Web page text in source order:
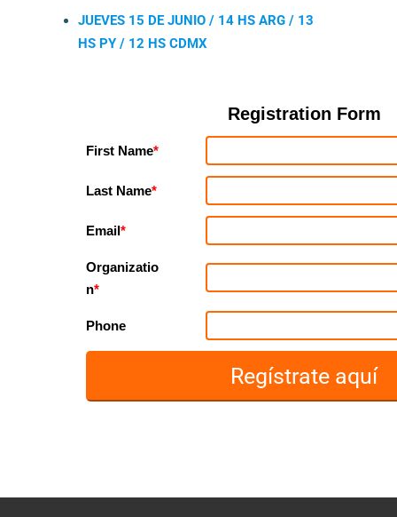
JUEVES 15 DE JUNIO / 14 HS ARG / 13
HS PY / 12 HS CDMX
Registration Form
First Name*
Last Name*
Email*
Organizatio
n*
Phone